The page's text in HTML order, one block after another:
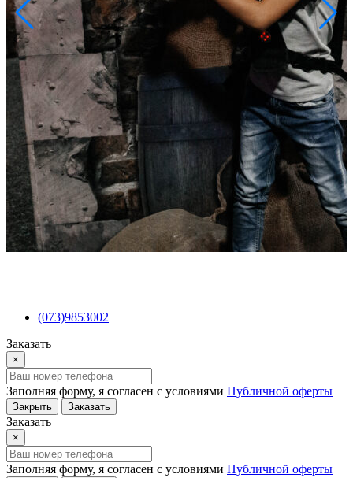
(073)9853002
Заказать
×
Заполняя форму, я согласен с условиями Публичной оферты
Закрыть Заказать
Заказать
×
Заполняя форму, я согласен с условиями Публичной оферты